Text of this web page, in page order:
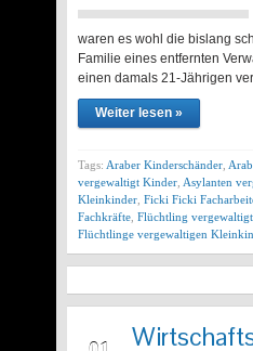
waren es wohl die bislang
Familie eines entfernten
einen damals 21-Jährigen
Weiter lesen »
Tags: Araber Kinderschänder
vergewaltigt Kinder Asylanten
Kleinkinder Ficki Ficki
Fachkräfte Flüchtling
Flüchtlinge vergewaltigen